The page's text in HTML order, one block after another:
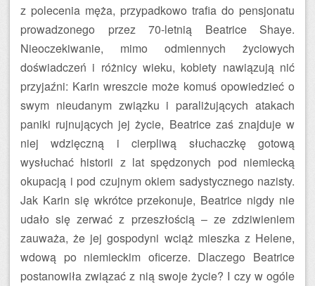
z polecenia męża, przypadkowo trafia do pensjonatu
prowadzonego przez 70-letnią Beatrice Shaye.
Nieoczekiwanie, mimo odmiennych życiowych
doświadczeń i różnicy wieku, kobiety nawiązują nić
przyjaźni: Karin wreszcie może komuś opowiedzieć o
swym nieudanym związku i paraliżujących atakach
paniki rujnujących jej życie, Beatrice zaś znajduje w
niej wdzięczną i cierpliwą słuchaczkę gotową
wysłuchać historii z lat spędzonych pod niemiecką
okupacją i pod czujnym okiem sadystycznego nazisty.
Jak Karin się wkrótce przekonuje, Beatrice nigdy nie
udało się zerwać z przeszłością – ze zdziwieniem
zauważa, że jej gospodyni wciąż mieszka z Helene,
wdową po niemieckim oficerze. Dlaczego Beatrice
postanowiła związać z nią swoje życie? I czy w ogóle